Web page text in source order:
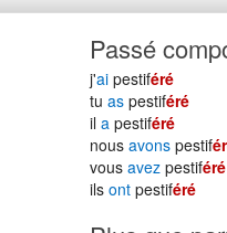
Passé
j'ai pestiféré
tuas pestiféré
ila pestiféré
nousavons pestif
vousavez pestiféré
ilsont pestiféré